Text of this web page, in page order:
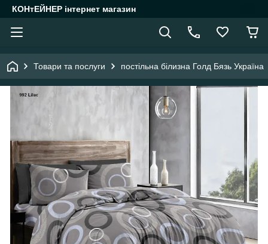
КОНтЕЙНЕР інтернет магазин
Товари та послуги постільна білизна Голд Бязь Україна